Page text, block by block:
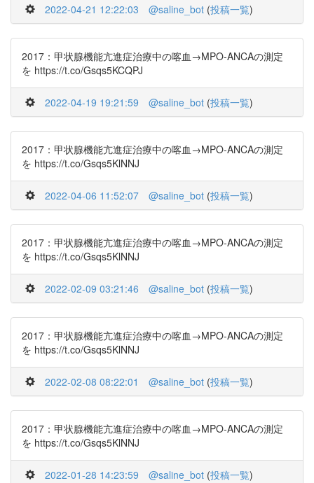
2022-04-21 12:22:03 @saline_bot (投稿一覧)
2017：甲状腺機能亢進症治療中の喀血→MPO-ANCAの測定
を https://t.co/Gsqs5KCQPJ
2022-04-19 19:21:59 @saline_bot (投稿一覧)
2017：甲状腺機能亢進症治療中の喀血→MPO-ANCAの測定
を https://t.co/Gsqs5KlNNJ
2022-04-06 11:52:07 @saline_bot (投稿一覧)
2017：甲状腺機能亢進症治療中の喀血→MPO-ANCAの測定
を https://t.co/Gsqs5KlNNJ
2022-02-09 03:21:46 @saline_bot (投稿一覧)
2017：甲状腺機能亢進症治療中の喀血→MPO-ANCAの測定
を https://t.co/Gsqs5KlNNJ
2022-02-08 08:22:01 @saline_bot (投稿一覧)
2017：甲状腺機能亢進症治療中の喀血→MPO-ANCAの測定
を https://t.co/Gsqs5KlNNJ
2022-01-28 14:23:59 @saline_bot (投稿一覧)